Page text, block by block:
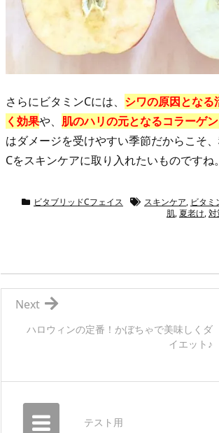
さらにビタミンCには、 シワの原因とな
く効果や、 肌のハリの元となるコラーゲ
はダメージを受けやすい季節だからこそ
Cをスキンケアに取り入れたいものですね。
ビタブリッドCフェイス スキンケア, ビタミ
肌,夏老け,対
ハロウィンの定番！かぼちゃで美味しくダ
イエット♪
Next
テスト用